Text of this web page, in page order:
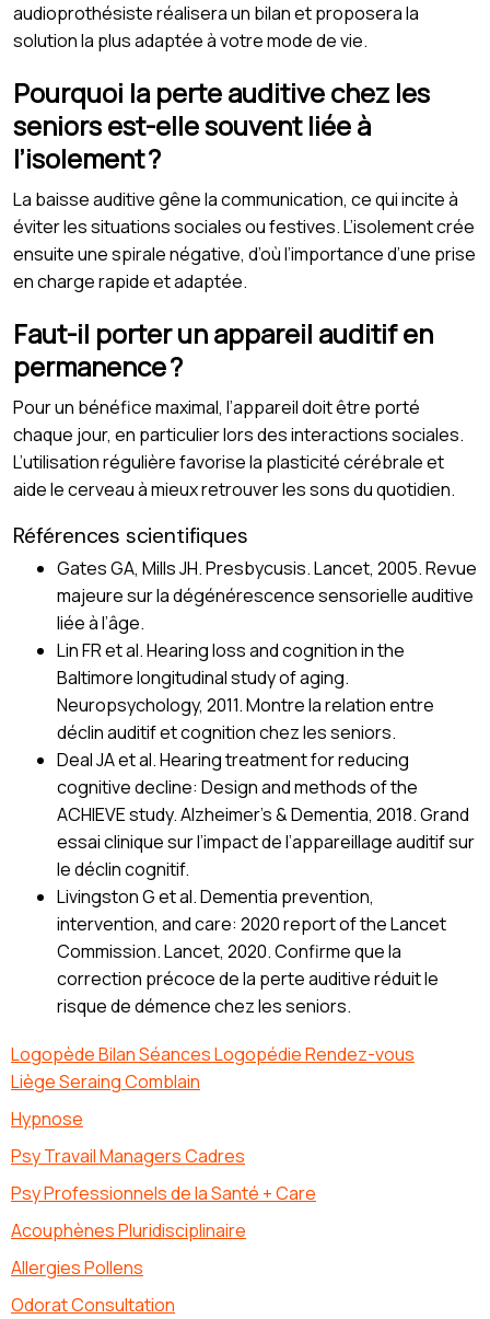
audioprothésiste réalisera un bilan et proposera la
solution la plus adaptée à votre mode de vie.
Pourquoi la perte auditive chez les
seniors est-elle souvent liée à
l’isolement ?
La baisse auditive gêne la communication, ce qui incite à
éviter les situations sociales ou festives. L’isolement crée
ensuite une spirale négative, d’où l’importance d’une prise
en charge rapide et adaptée.
Faut-il porter un appareil auditif en
permanence ?
Pour un bénéfice maximal, l’appareil doit être porté
chaque jour, en particulier lors des interactions sociales.
L’utilisation régulière favorise la plasticité cérébrale et
aide le cerveau à mieux retrouver les sons du quotidien.
Références scientifiques
Gates GA, Mills JH. Presbycusis. Lancet, 2005. Revue
majeure sur la dégénérescence sensorielle auditive
liée à l’âge.
Lin FR et al. Hearing loss and cognition in the
Baltimore longitudinal study of aging.
Neuropsychology, 2011. Montre la relation entre
déclin auditif et cognition chez les seniors.
Deal JA et al. Hearing treatment for reducing
cognitive decline: Design and methods of the
ACHIEVE study. Alzheimer’s & Dementia, 2018. Grand
essai clinique sur l’impact de l’appareillage auditif sur
le déclin cognitif.
Livingston G et al. Dementia prevention,
intervention, and care: 2020 report of the Lancet
Commission. Lancet, 2020. Confirme que la
correction précoce de la perte auditive réduit le
risque de démence chez les seniors.
Logopède Bilan Séances Logopédie Rendez-vous
Liège Seraing Comblain
Hypnose
Psy Travail Managers Cadres
Psy Professionnels de la Santé + Care
Acouphènes Pluridisciplinaire
Allergies Pollens
Odorat Consultation